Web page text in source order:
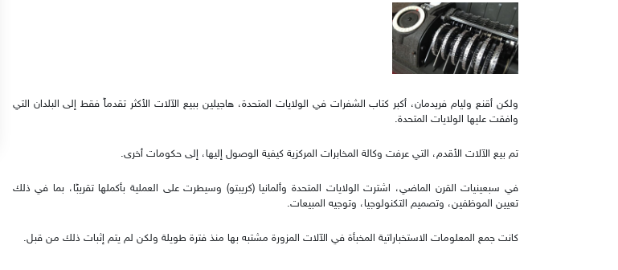
ولكن أقنع وليام فريدمان، أكبر كتاب الشفرات في الولايات المتحدة، هاجيلين ببيع الآلات الأكثر تقدماً فقط إلى البلدان التي
وافقت عليها الولايات المتحدة.
تم بيع الآلات الأقدم، التي عرفت وكالة المخابرات المركزية كيفية الوصول إليها، إلى حكومات أخرى.
في سبعينيات القرن الماضي، اشترت الولايات المتحدة وألمانيا (كريبتو) وسيطرت على العملية بأكملها تقريبًا، بما في ذلك
تعيين الموظفين، وتصميم التكنولوجيا، وتوجيه المبيعات.
كانت جمع المعلومات الاستخباراتية المخبأة في الآلات المزورة مشتبه بها منذ فترة طويلة ولكن لم يتم إثبات ذلك من قبل.